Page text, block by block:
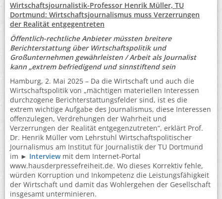
Wirtschaftsjournalistik-Professor Henrik Müller, TU
Dortmund: Wirtschaftsjournalismus muss Verzerrungen
der Realität entgegentreten
Öffentlich-rechtliche Anbieter müssten breitere
Berichterstattung über Wirtschaftspolitik und
Großunternehmen gewährleisten / Arbeit als Journalist
kann „extrem befriedigend und sinnstiftend sein
Hamburg, 2. Mai 2025 – Da die Wirtschaft und auch die
Wirtschaftspolitik von „mächtigen materiellen Interessen
durchzogene Berichterstattungsfelder sind, ist es die
extrem wichtige Aufgabe des Journalismus, diese Interessen
offenzulegen, Verdrehungen der Wahrheit und
Verzerrungen der Realität entgegenzutreten“, erklärt Prof.
Dr. Henrik Müller vom Lehrstuhl Wirtschaftspolitischer
Journalismus am Institut für Journalistik der TU Dortmund
im ► Interview mit dem Internet-Portal
www.hausderpressefreiheit.de. Wo dieses Korrektiv fehle,
würden Korruption und Inkompetenz die Leistungsfähigkeit
der Wirtschaft und damit das Wohlergehen der Gesellschaft
insgesamt unterminieren.